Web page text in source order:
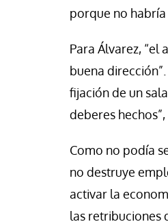
porque no habría
Para Álvarez, “el
buena
fijación de un
deberes
Como no podía
no destruye
activar la
las retribuciones